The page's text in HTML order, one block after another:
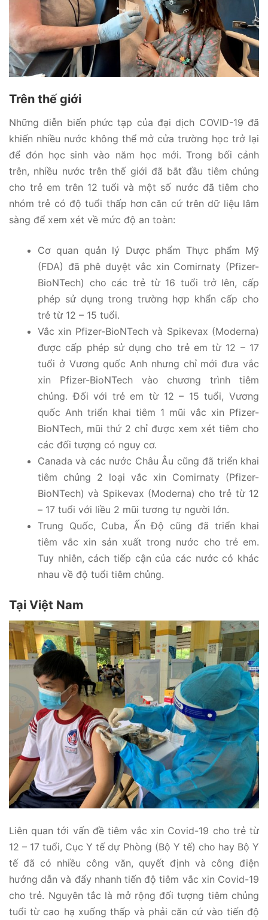
Trên thế giới
Những diễn biến phức tạp của đại dịch COVID-19 đã
khiến nhiều nước không thể mở cửa trường học trở lại
để đón học sinh vào năm học mới. Trong bối cảnh
trên, nhiều nước trên thế giới đã bắt đầu tiêm chủng
cho trẻ em trên 12 tuổi và một số nước đã tiêm cho
nhóm trẻ có độ tuổi thấp hơn căn cứ trên dữ liệu lâm
sàng để xem xét về mức độ an toàn:
Cơ quan quản lý Dược phẩm Thực phẩm Mỹ
(FDA) đã phê duyệt vắc xin Comirnaty (Pfizer-
BioNTech) cho các trẻ từ 16 tuổi trở lên, cấp
phép sử dụng trong trường hợp khẩn cấp cho
trẻ từ 12 – 15 tuổi.
Vắc xin Pfizer-BioNTech và Spikevax (Moderna)
được cấp phép sử dụng cho trẻ em từ 12 – 17
tuổi ở Vương quốc Anh nhưng chỉ mới đưa vắc
xin Pfizer-BioNTech vào chương trình tiêm
chủng. Đối với trẻ em từ 12 – 15 tuổi, Vương
quốc Anh triển khai tiêm 1 mũi vắc xin Pfizer-
BioNTech, mũi thứ 2 chỉ được xem xét tiêm cho
các đối tượng có nguy cơ.
Canada và các nước Châu Âu cũng đã triển khai
tiêm chủng 2 loại vắc xin Comirnaty (Pfizer-
BioNTech) và Spikevax (Moderna) cho trẻ từ 12
– 17 tuổi với liều 2 mũi tương tự người lớn.
Trung Quốc, Cuba, Ấn Độ cũng đã triển khai
tiêm vắc xin sản xuất trong nước cho trẻ em.
Tuy nhiên, cách tiếp cận của các nước có khác
nhau về độ tuổi tiêm chủng.
Tại Việt Nam
Liên quan tới vấn đề tiêm vắc xin Covid-19 cho trẻ từ
12 – 17 tuổi, Cục Y tế dự Phòng (Bộ Y tế) cho hay Bộ Y
tế đã có nhiều công văn, quyết định và công điện
hướng dẫn và đẩy nhanh tiến độ tiêm vắc xin Covid-19
cho trẻ. Nguyên tắc là mở rộng đối tượng tiêm chủng
tuổi từ cao hạ xuống thấp và phải căn cứ vào tiến độ